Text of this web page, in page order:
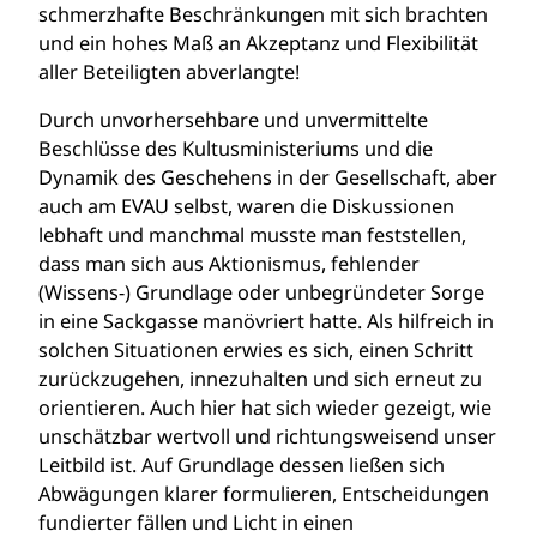
schmerzhafte Beschränkungen mit sich brachten
und ein hohes Maß an Akzeptanz und Flexibilität
aller Beteiligten abverlangte!
Durch unvorhersehbare und unvermittelte
Beschlüsse des Kultusministeriums und die
Dynamik des Geschehens in der Gesellschaft, aber
auch am EVAU selbst, waren die Diskussionen
lebhaft und manchmal musste man feststellen,
dass man sich aus Aktionismus, fehlender
(Wissens-) Grundlage oder unbegründeter Sorge
in eine Sackgasse manövriert hatte. Als hilfreich in
solchen Situationen erwies es sich, einen Schritt
zurückzugehen, innezuhalten und sich erneut zu
orientieren. Auch hier hat sich wieder gezeigt, wie
unschätzbar wertvoll und richtungsweisend unser
Leitbild ist. Auf Grundlage dessen ließen sich
Abwägungen klarer formulieren, Entscheidungen
fundierter fällen und Licht in einen